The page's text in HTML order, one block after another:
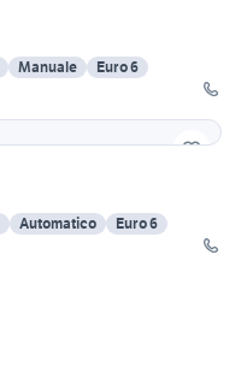
Manuale
Euro 6
Automatico
Euro 6